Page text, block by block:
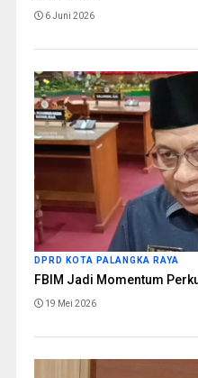
6 Juni 2026
DPRD KOTA PALANGKA RAYA
FBIM Jadi Momentum
19 Mei 2026